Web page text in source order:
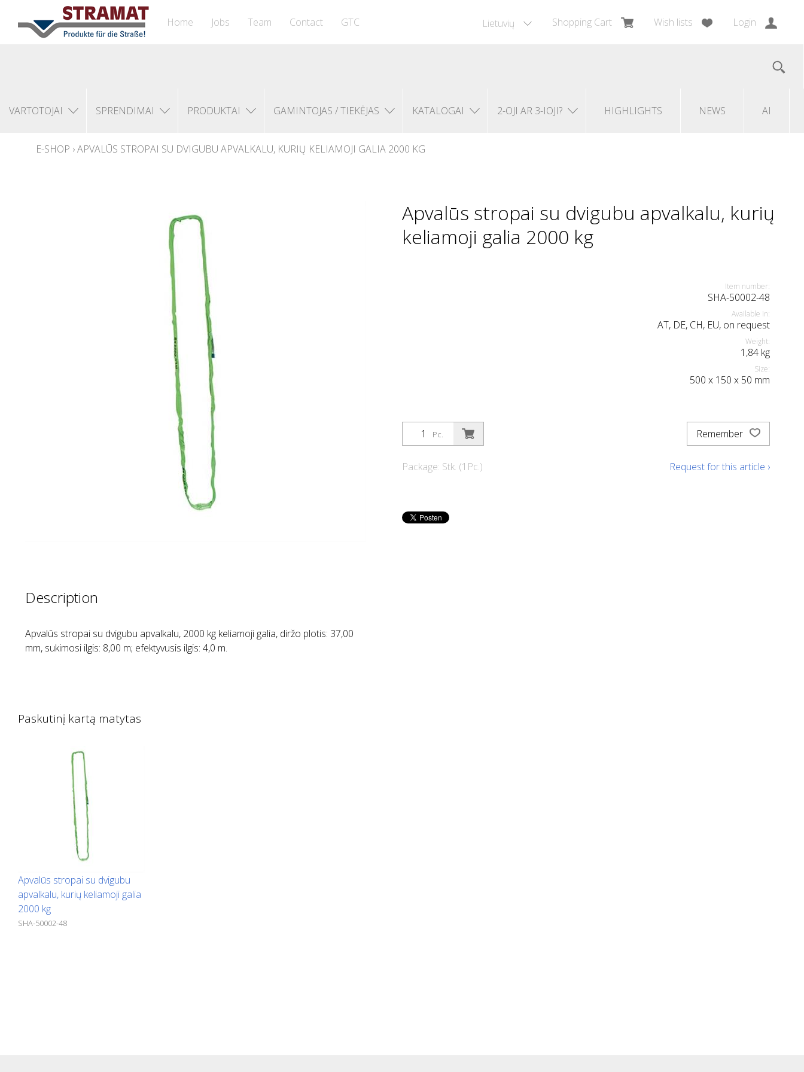
Lietuvių Shopping Cart Wish lists Login
Home Jobs Team Contact GTC
VARTOTOJAI SPRENDIMAI PRODUKTAI GAMINTOJAS / TIEKĖJAS KATALOGAI 2-OJI AR 3-IOJI? HIGHLIGHTS NEWS AI
E-SHOP ›APVALŪS STROPAI SU DVIGUBU APVALKALU, KURIŲ KELIAMOJI GALIA 2000 KG
Apvalūs stropai su dvigubu apvalkalu, kurių
keliamoji galia 2000 kg
Item number:
SHA-50002-48
Available in:
AT, DE, CH, EU, on request
Weight:
1,84 kg
Size:
500 x 150 x 50 mm
Pc.
Package: Stk. (1Pc.)
Remember
Request for this article ›
Description
Apvalūs stropai su dvigubu apvalkalu, 2000 kg keliamoji galia, diržo plotis: 37,00
mm, sukimosi ilgis: 8,00 m; efektyvusis ilgis: 4,0 m.
Paskutinį kartą matytas
Apvalūs stropai su dvigubu
apvalkalu, kurių keliamoji galia
2000 kg
SHA-50002-48